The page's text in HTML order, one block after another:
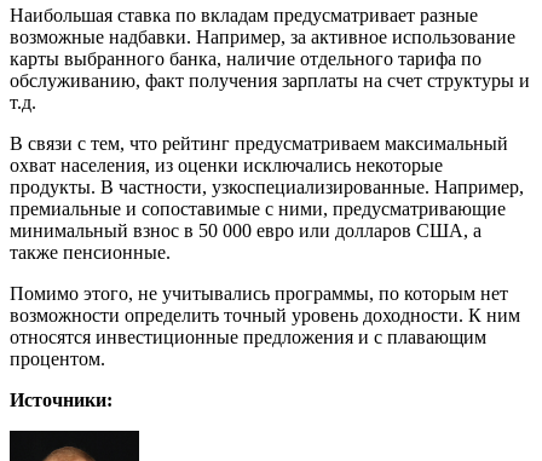
Наибольшая ставка по вкладам предусматривает разные
возможные надбавки. Например, за активное использование
карты выбранного банка, наличие отдельного тарифа по
обслуживанию, факт получения зарплаты на счет структуры и
т.д.
В связи с тем, что рейтинг предусматриваем максимальный
охват населения, из оценки исключались некоторые
продукты. В частности, узкоспециализированные. Например,
премиальные и сопоставимые с ними, предусматривающие
минимальный взнос в 50 000 евро или долларов США, а
также пенсионные.
Помимо этого, не учитывались программы, по которым нет
возможности определить точный уровень доходности. К ним
относятся инвестиционные предложения и с плавающим
процентом.
Источники: